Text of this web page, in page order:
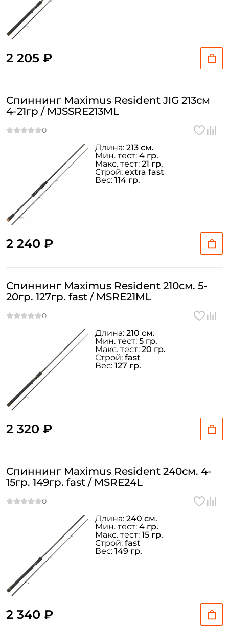
2 205 ₽
Спиннинг Maximus Resident JIG 213см
4-21гр / MJSSRE213ML
2 240 ₽
Длина: 213 см.
Мин. тест: 4 гр.
Макс. тест: 21 гр.
Строй: extra fast
Вес: 114 гр.
Спиннинг Maximus Resident 210см. 5-
20гр. 127гр. fast / MSRE21ML
2 320 ₽
Длина: 210 см.
Мин. тест: 5 гр.
Макс. тест: 20 гр.
Строй: fast
Вес: 127 гр.
Спиннинг Maximus Resident 240см. 4-
15гр. 149гр. fast / MSRE24L
2 340 ₽
Длина: 240 см.
Мин. тест: 4 гр.
Макс. тест: 15 гр.
Строй: fast
Вес: 149 гр.